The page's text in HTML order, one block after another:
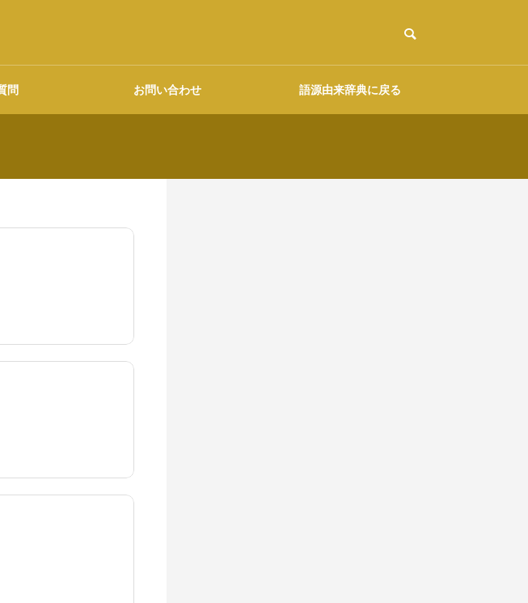
問 お問い合わせ 語源由来辞典に戻る
来の調べ方 ご協力のお願い